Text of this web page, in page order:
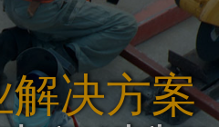
解决方案